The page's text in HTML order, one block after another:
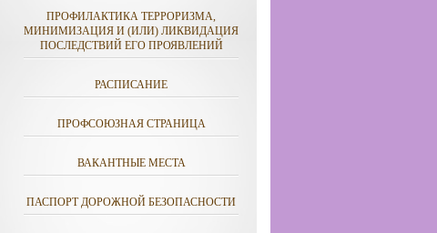
ПРОФИЛАКТИКА ТЕРРОРИЗМА,
МИНИМИЗАЦИЯ И (ИЛИ) ЛИКВИДАЦИЯ
ПОСЛЕДСТВИЙ ЕГО ПРОЯВЛЕНИЙ
РАСПИСАНИЕ
ПРОФСОЮЗНАЯ СТРАНИЦА
ВАКАНТНЫЕ МЕСТА
ПАСПОРТ ДОРОЖНОЙ БЕЗОПАСНОСТИ